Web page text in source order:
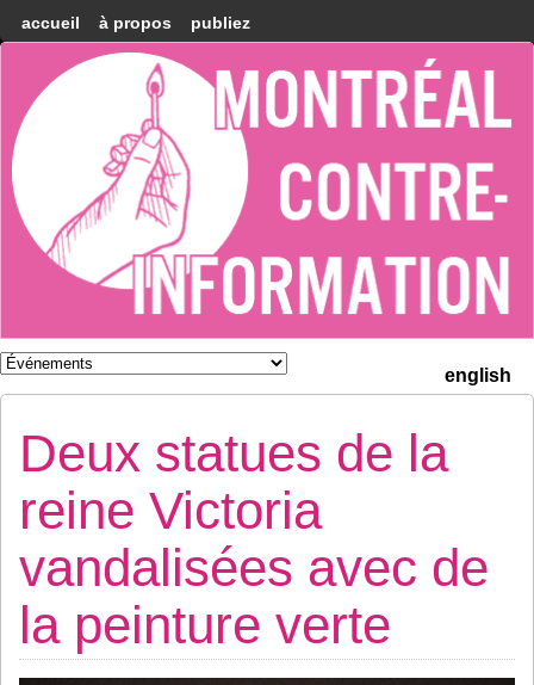
accueil à propos publiez
Montréal
Counter-
information
english
Deux statues de la
reine Victoria
vandalisées avec de
la peinture verte